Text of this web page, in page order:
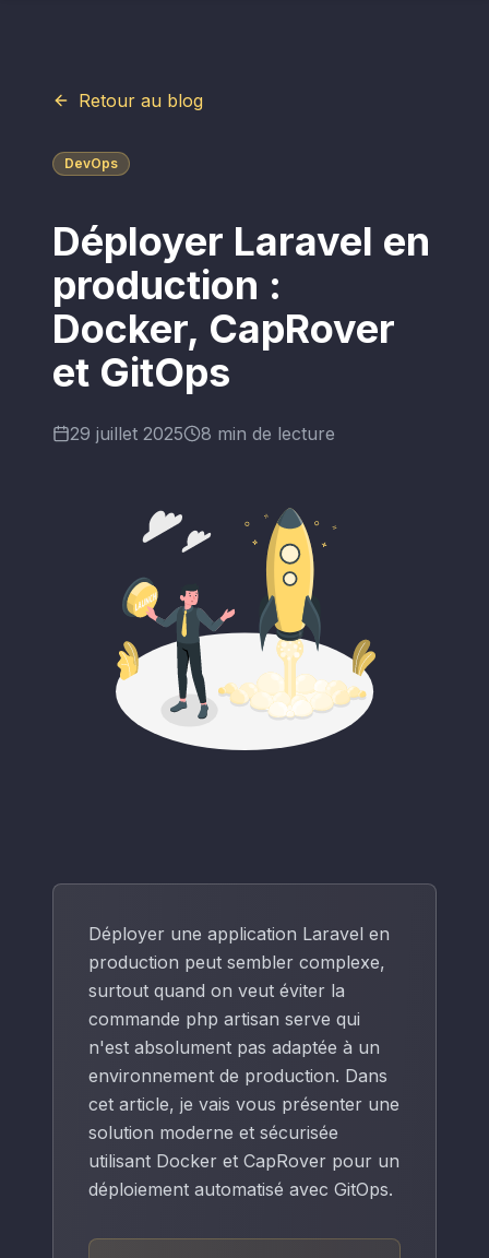
Retour au blog
DevOps
Déployer Laravel en
production :
Docker, CapRover
et GitOps
29 juillet 2025 8 min de lecture
Déployer une application Laravel en
production peut sembler complexe,
surtout quand on veut éviter la
commande php artisan serve qui
n'est absolument pas adaptée à un
environnement de production. Dans
cet article, je vais vous présenter une
solution moderne et sécurisée
utilisant Docker et CapRover pour un
déploiement automatisé avec GitOps.